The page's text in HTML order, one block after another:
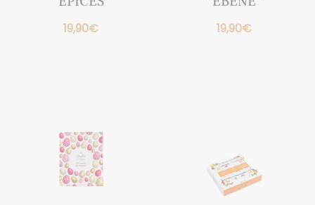
19,90€ 19,90€